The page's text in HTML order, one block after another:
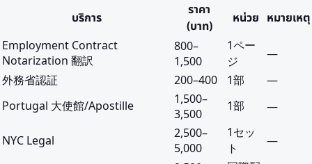
บริการ
ราคา
(บาท)
หน่วย หมายเหตุ
Employment Contract
Notarization 翻訳
800–
1,500
1ペー
ジ
—
外務省認証
200–400 1部
—
Portugal 大使館/Apostille
1,500–
3,500
1部 —
NYC Legal 2,500–
5,000
1セッ
ト
—